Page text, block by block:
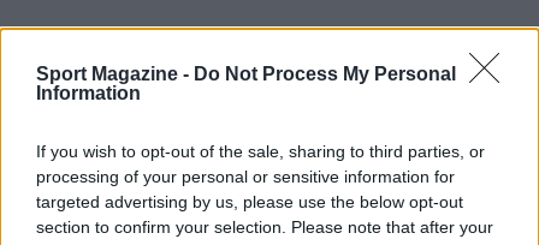
Sport Magazine - Do Not Process My Personal
Information
If you wish to opt-out of the sale, sharing to third parties, or
processing of your personal or sensitive information for
targeted advertising by us, please use the below opt-out
section to confirm your selection. Please note that after your